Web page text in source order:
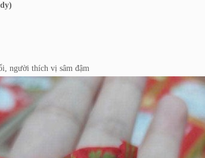
người thích vị sâm đậm